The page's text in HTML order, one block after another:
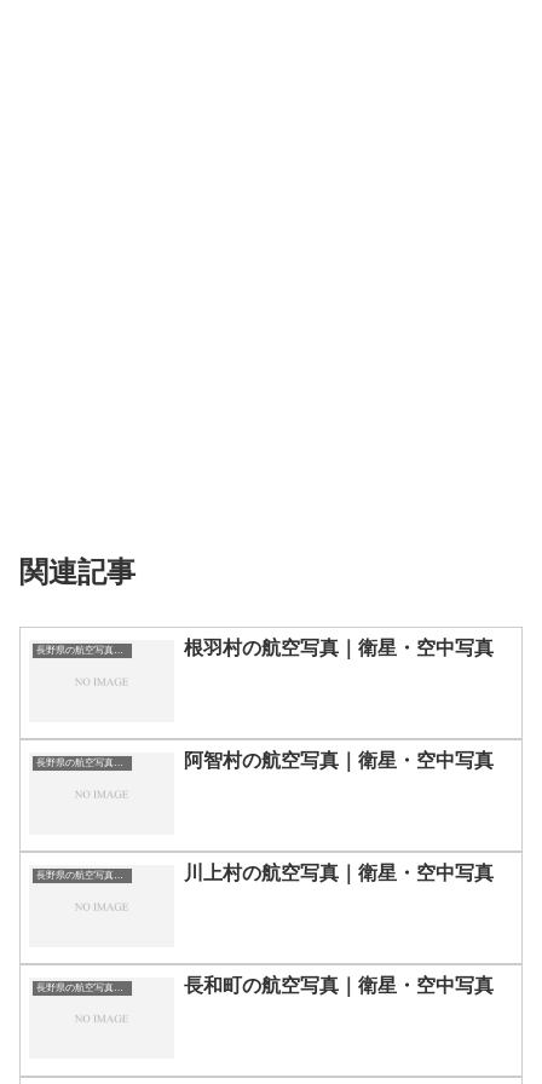
関連記事
長野県の航空写真・空中写真 根羽村の航空写真｜衛星・空中写真
長野県の航空写真・空中写真 阿智村の航空写真｜衛星・空中写真
長野県の航空写真・空中写真 川上村の航空写真｜衛星・空中写真
長野県の航空写真・空中写真 長和町の航空写真｜衛星・空中写真